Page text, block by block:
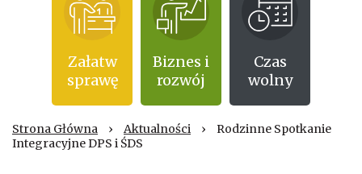
Załatw
sprawę
Biznes i
rozwój
Czas
wolny
Strona Główna › Aktualności ›
Rodzinne Spotkanie
Integracyjne DPS i ŚDS